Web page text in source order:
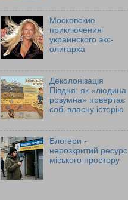
Московские
приключения
украинского экс-
олигарха
Деколонізація
Півдня: як «людина
розумна» повертає
собі власну історію
Блогери -
нерозкритий ресурс
міського простору